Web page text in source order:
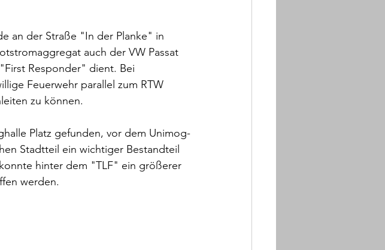
an der Straße "In der Planke" in
auch der VW Passat
Responder" dient. Bei
Feuerwehr parallel zum RTW
zu können.
Platz gefunden, vor dem Unimog-
Stadtteil ein wichtiger Bestandteil
hinter dem "TLF" ein größerer
werden.